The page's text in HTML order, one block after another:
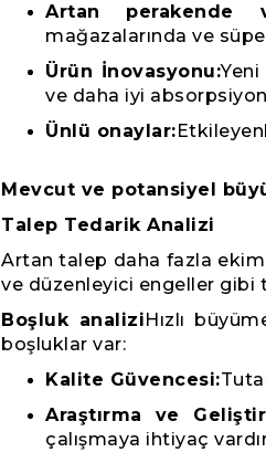
Artan perakende
mağazalarında ve
Ürün İnovasyonu:
ve daha iyi
Ünlü onaylar:
Mevcut ve potansiyel
Talep Tedarik Analizi
Artan talep daha fazla ekim
ve düzenleyici engeller gibi
Boşluk analiziHızlı
boşluklar var:
Kalite Güvencesi:
Araştırma ve
çalışmaya ihtiyaç